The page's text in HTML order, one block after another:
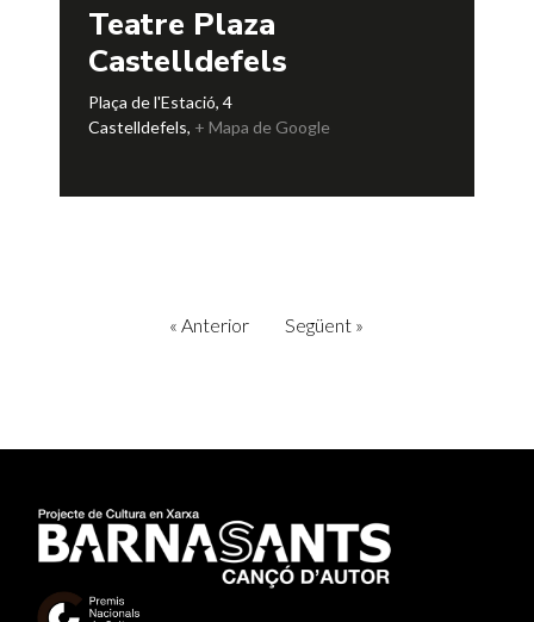
Teatre Plaza
Castelldefels
Plaça de l'Estació, 4
Castelldefels, + Mapa de Google
« Anterior Següent »